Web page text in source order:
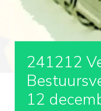
241212
12